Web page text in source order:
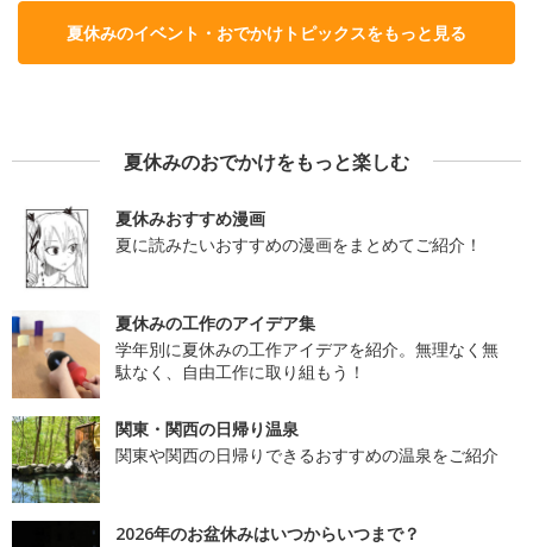
夏休みのイベント・おでかけトピックスをもっと見る
夏休みのおでかけをもっと楽しむ
夏休みおすすめ漫画
夏に読みたいおすすめの漫画をまとめてご紹介！
夏休みの工作のアイデア集
学年別に夏休みの工作アイデアを紹介。無理なく無
駄なく、自由工作に取り組もう！
関東・関西の日帰り温泉
関東や関西の日帰りできるおすすめの温泉をご紹介
2026年のお盆休みはいつからいつまで？